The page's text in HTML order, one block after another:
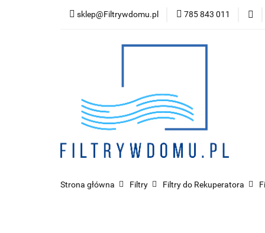
sklep@Filtrywdomu.pl 785 843 011
Strona główna Filtry Filtry do Rekuperatora